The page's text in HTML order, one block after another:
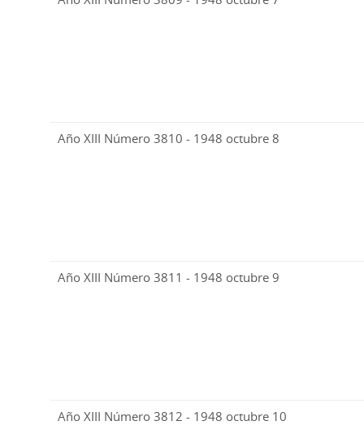
Año XIII Número 3810 - 1948 octubre 8
Año XIII Número 3811 - 1948 octubre 9
Año XIII Número 3812 - 1948 octubre 10